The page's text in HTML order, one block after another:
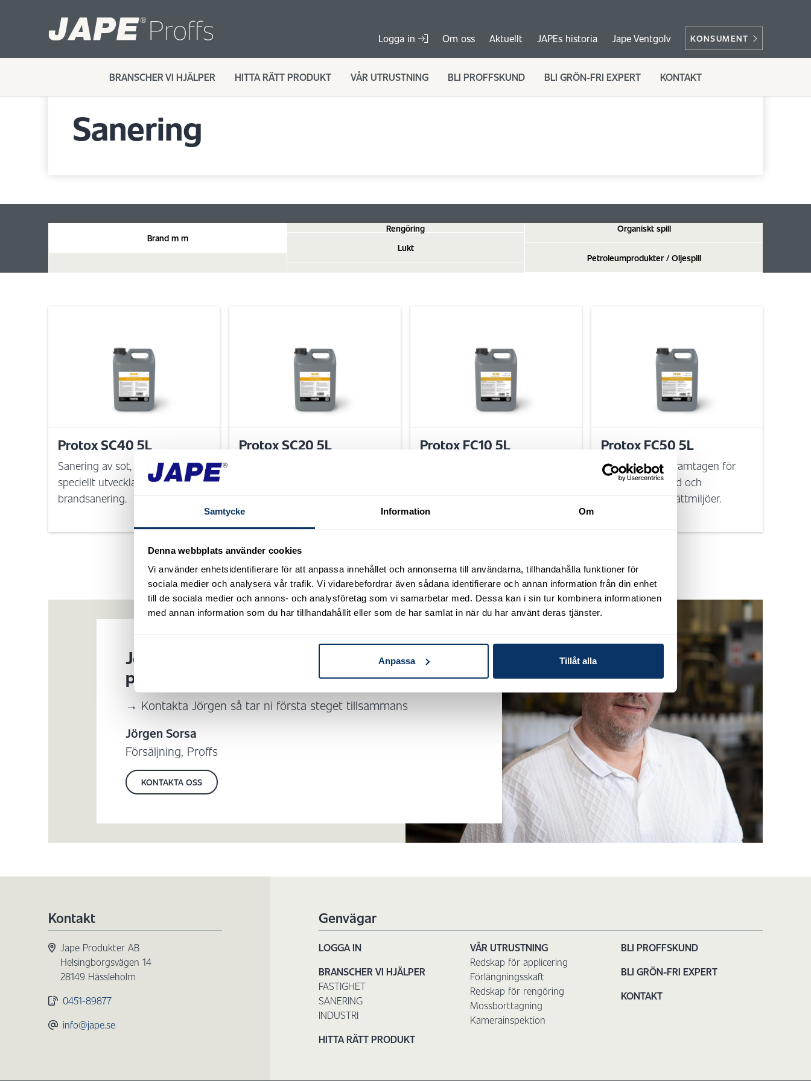
Samtycke Information Om
Denna webbplats använder cookies
Vi använder enhetsidentifierare för att anpassa innehållet och annonserna till användarna, tillhandahålla funktioner för
sociala medier och analysera vår trafik. Vi vidarebefordrar även sådana identifierare och annan information från din enhet
till de sociala medier och annons- och analysföretag som vi samarbetar med. Dessa kan i sin tur kombinera informationen
med annan information som du har tillhandahållit eller som de har samlat in när du har använt deras tjänster.
Anpassa Tillåt alla
Logga in Om oss Aktuellt JAPEs historia Jape Ventgolv KONSUMENT
BRANSCHER VI HJÄLPER HITTA RÄTT PRODUKT VÅR UTRUSTNING BLI PROFFSKUND BLI GRÖN-FRI EXPERT KONTAKT
Sanering
Brand m m
Rengöring
Lukt
Organiskt spill
Petroleumprodukter / Oljespill
Protox SC40 5L
Sanering av sot, olja och fett,
speciellt utvecklad för
brandsanering.
Protox SC20 5L Protox FC10 5L
mögelrelaterade föroreningar.
Protox FC50 5L
Ett sköljmedel framtagen för
restaurering, städ och
kommersiella tvättmiljöer.
Jörgen hjälper dig tryggt vidare – från
produktval till metod.
→ Kontakta Jörgen så tar ni första steget tillsammans
Jörgen Sorsa
Försäljning, Proffs
KONTAKTA OSS
Kontakt
Jape Produkter AB
Helsingborgsvägen 14
28149 Hässleholm
0451-89877
info@jape.se
Genvägar
LOGGA IN
BRANSCHER VI HJÄLPER
FASTIGHET
SANERING
INDUSTRI
HITTA RÄTT PRODUKT
VÅR UTRUSTNING
Redskap för applicering
Förlängningsskaft
Redskap för rengöring
Mossborttagning
Kamerainspektion
BLI PROFFSKUND
BLI GRÖN-FRI EXPERT
KONTAKT